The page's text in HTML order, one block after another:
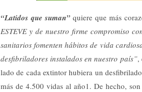
“Latidos que suman”quiere que más
ESTEVE y de nuestro firme compromiso
sanitarios fomenten hábitos de vida
desfibriladores instalados en nuestro país”,
lado de cada extintor hubiera un
más de 4.500 vidas al año1. De hecho,